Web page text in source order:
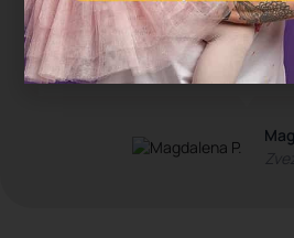
"Deca su satima trčala,
čim smo stigli kući su
je bio najopušteniji